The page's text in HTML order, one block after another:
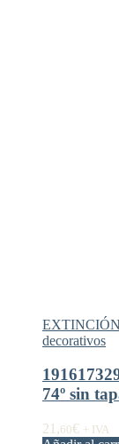
EXTINCIÓN
decorativos
74º sin
21,60€ + IVA